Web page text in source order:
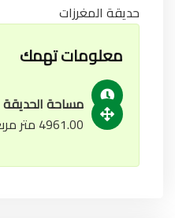
حديقة المغرزات
معلومات تهمك
مساحة الحديقة
4961.00 متر مربع